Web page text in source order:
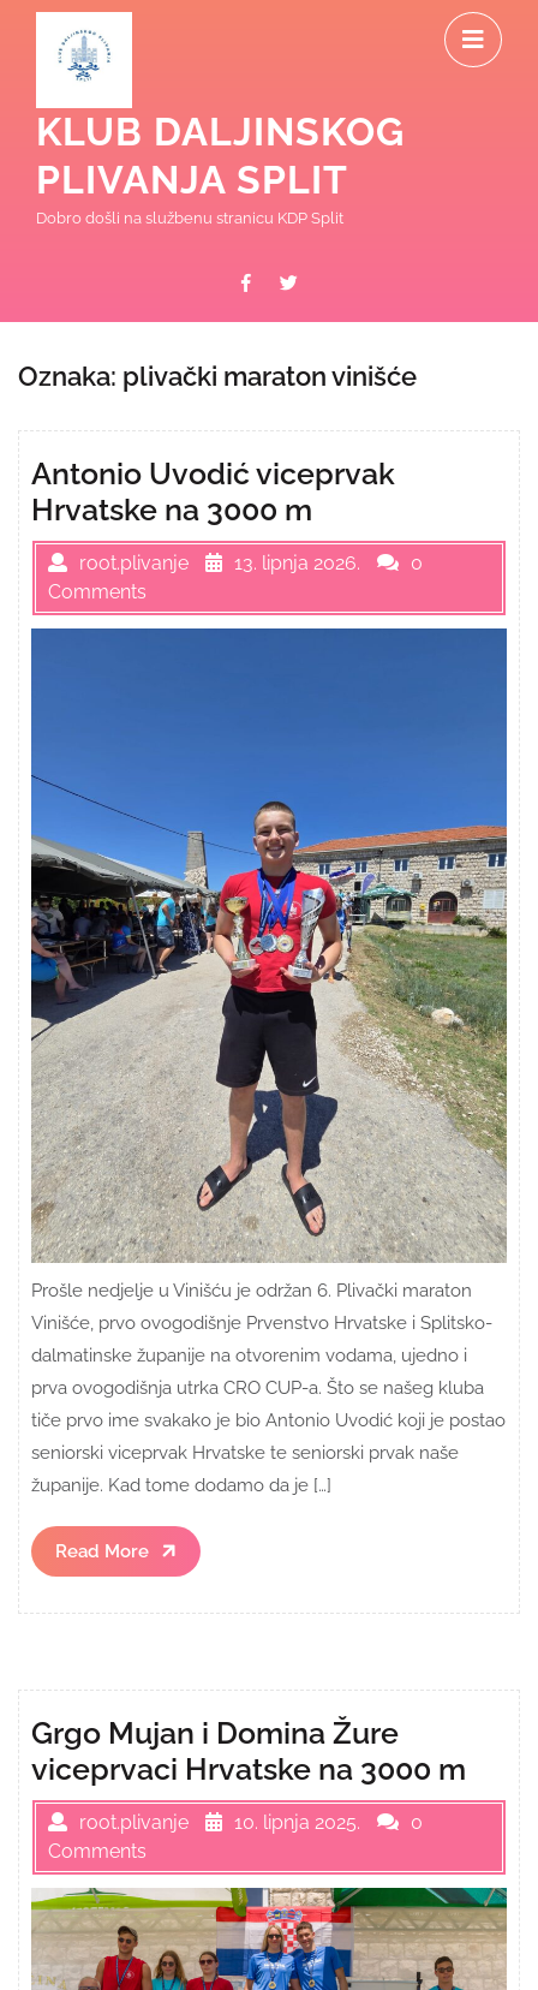
content
KLUB DALJINSKOG
PLIVANJA SPLIT
Dobro došli na službenu stranicu KDP Split
Facebook
Oznaka: plivački maraton vinišće
Antonio Uvodić viceprvak
Hrvatske na 3000 m
root.plivanje 13. lipnja 2026.
0
Comments
Prošle nedjelje u Vinišću je održan 6. Plivački maraton
Vinišće, prvo ovogodišnje Prvenstvo Hrvatske i Splitsko-
dalmatinske županije na otvorenim vodama, ujedno i
prva ovogodišnja utrka CRO CUP-a. Što se našeg kluba
tiče prvo ime svakako je bio Antonio Uvodić koji je postao
seniorski viceprvak Hrvatske te seniorski prvak naše
županije. Kad tome dodamo da je […]
Read More
Read
More
Grgo Mujan i Domina Žure
viceprvaci Hrvatske na 3000 m
root.plivanje 10. lipnja 2025.
0
Comments